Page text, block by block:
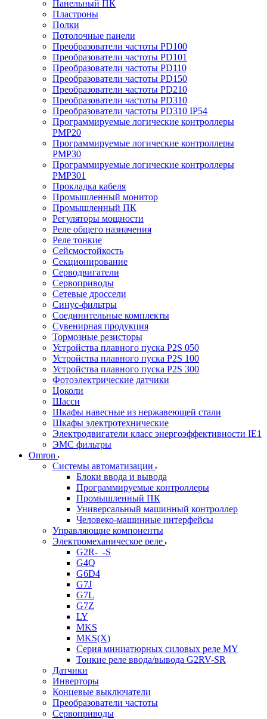
Панельный ПК
Пластроны
Полки
Потолочные панели
Преобразователи частоты PD100
Преобразователи частоты PD101
Преобразователи частоты PD110
Преобразователи частоты PD150
Преобразователи частоты PD210
Преобразователи частоты PD310
Преобразователи частоты PD310 IP54
Программируемые логические контроллеры
PMP20
Программируемые логические контроллеры
PMP30
Программируемые логические контроллеры
PMP301
Прокладка кабеля
Промышленный монитор
Промышленный ПК
Регуляторы мощности
Реле общего назначения
Реле тонкие
Сейсмостойкость
Секционирование
Серводвигатели
Сервоприводы
Сетевые дроссели
Синус-фильтры
Соединительные комплекты
Сувенирная продукция
Тормозные резисторы
Устройства плавного пуска P2S 050
Устройства плавного пуска P2S 100
Устройства плавного пуска P2S 300
Фотоэлектрические датчики
Цоколи
Шасси
Шкафы навесные из нержавеющей стали
Шкафы электротехнические
Электродвигатели класс энергоэффективности IE1
ЭМС фильтры
Omron
Системы автоматизации
Блоки ввода и вывода
Программируемые контроллеры
Промышленный ПК
Универсальный машинный контроллер
Человеко-машинные интерфейсы
Управляющие компоненты
Электромеханическое реле
G2R-_-S
G4Q
G6D4
G7J
G7L
G7Z
LY
MKS
MKS(X)
Серия миниатюрных силовых реле MY
Тонкие реле ввода/вывода G2RV-SR
Датчики
Инверторы
Концевые выключатели
Преобразователи частоты
Сервоприводы